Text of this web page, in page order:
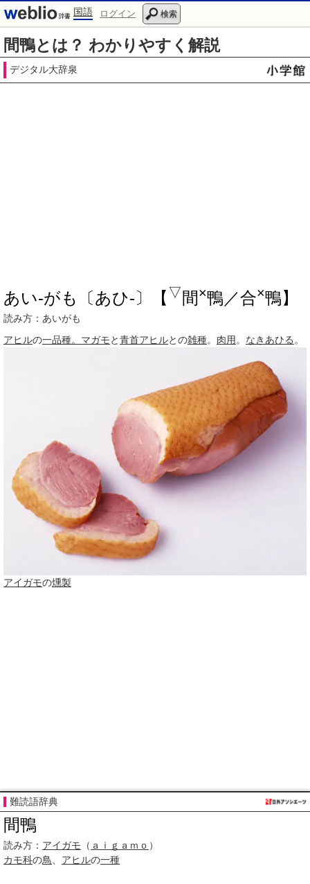
国語 ログイン 検索
間鴨とは？ わかりやすく解説
デジタル大辞泉
あい‐がも〔あひ‐〕【 ▽ 間×鴨／合×鴨】
読み方：あいがも
アヒルの一品種。 マガモと青首アヒルとの雑種。 肉用 。 なきあひる 。
アイガモの燻製
難読語辞典
間鴨
読み方： アイガモ （ ａｉｇａｍｏ ）
カモ科の鳥 アヒルの一種